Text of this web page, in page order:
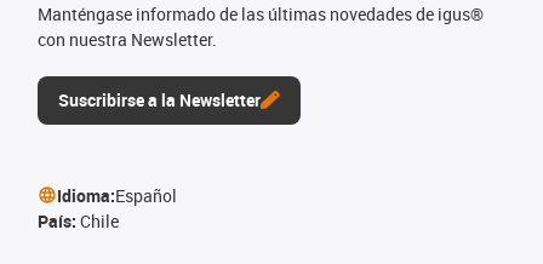
Manténgase informado de las últimas novedades de igus®
con nuestra Newsletter.
Suscribirse a la Newsletter
Idioma:Español
País: Chile